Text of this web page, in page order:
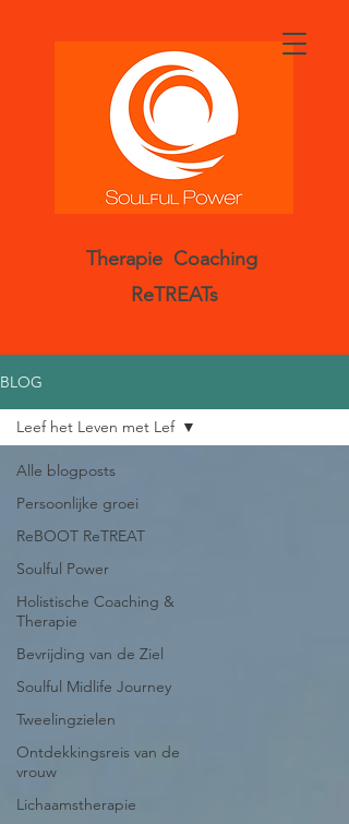
Therapie Coaching
ReTREATs
BLOG
Alle blogposts
Persoonlijke groei
ReBOOT ReTREAT
Soulful Power
Holistische Coaching &
Therapie
Bevrijding van de Ziel
Soulful Midlife Journey
Tweelingzielen
Ontdekkingsreis van de
vrouw
Lichaamstherapie
Leef het Leven met Lef